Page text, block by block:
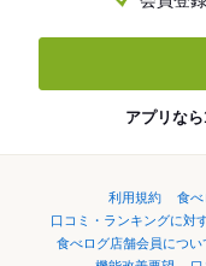
アプリな
利用規約 食べ
口コミ・ランキングに対
食べログ店舗会員につい